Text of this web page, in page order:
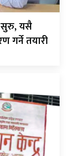
सुरु, यसै
गर्ने तयारी